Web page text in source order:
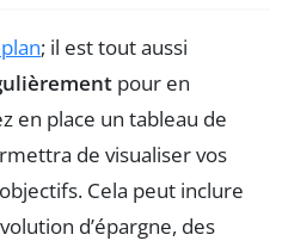
; il est tout aussi
pour en
en place un tableau de
de visualiser vos
Cela peut inclure
d’épargne, des